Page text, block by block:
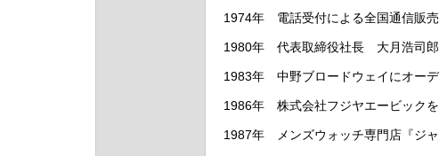
1974年 電話受付による全国通信販
1980年 代表取締役社長 大月浩司
1983年 中野ブロードウェイにオー
1986年 株式会社フジヤエービック
1987年 メンズウォッチ専門店『ジ